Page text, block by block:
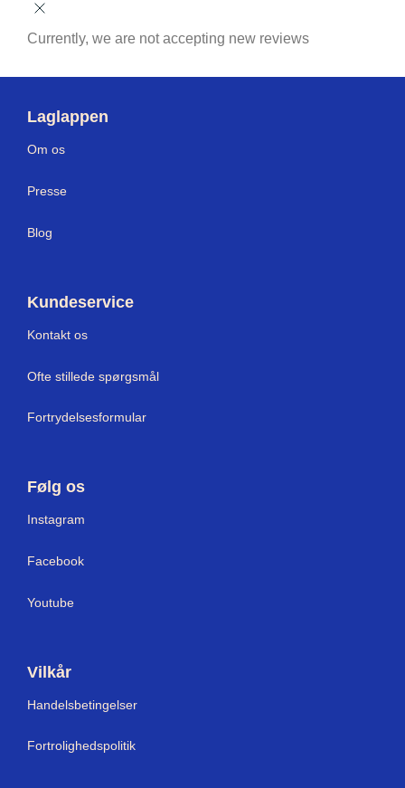
Currently, we are not accepting new reviews
Laglappen
Om os
Presse
Blog
Kundeservice
Kontakt os
Ofte stillede spørgsmål
Fortrydelsesformular
Følg os
Instagram
Facebook
Youtube
Vilkår
Handelsbetingelser
Fortrolighedspolitik